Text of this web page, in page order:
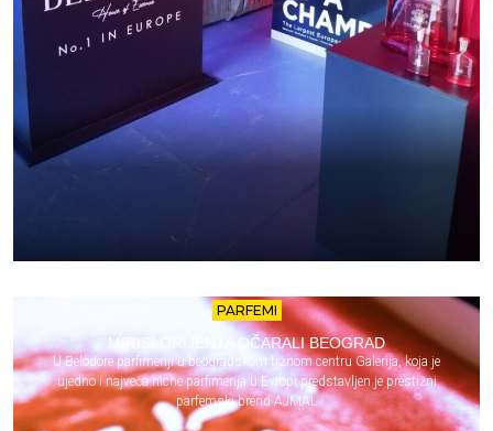
PARFEMI
MIRISI ORIJENTA OČARALI BEOGRAD
U Belodore parfimeriji u beogradskom tržnom centru Galerija, koja je
ujedno i najveća niche parfimerija u Evropi predstavljen je prestižni
parfemski brend AJMAL